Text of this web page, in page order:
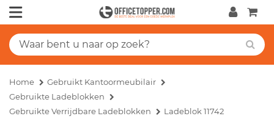
Home
Gebruikt Kantoormeubilair
Gebruikte Ladeblokken
Gebruikte Verrijdbare Ladeblokken
Ladeblok 11742